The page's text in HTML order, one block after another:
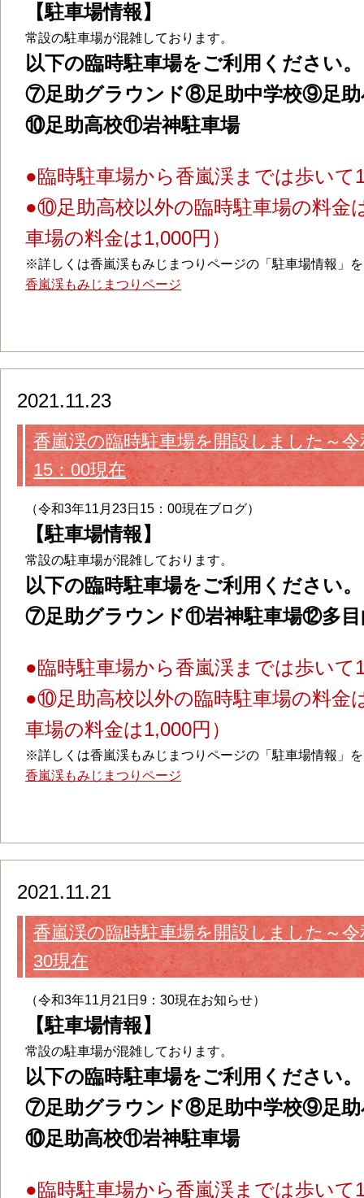
【駐車場情報】
常設の駐車場が混雑しております。
以下の臨時駐車場をご利用ください。
⑦足助グラウンド⑧足助中学校⑨足助
⑩足助高校⑪岩神駐車場
●臨時駐車場から香嵐渓までは歩い
●⑩足助高校以外の臨時駐車場の料金
車場の料金は1,000円）
※詳しくは香嵐渓もみじまつりページの「駐車場情報」
香嵐渓もみじまつりページ
2021.11.23
香嵐渓の臨時駐車場を開設しました～
15：00現在
（令和3年11月23日15：00現在ブログ）
【駐車場情報】
常設の駐車場が混雑しております。
以下の臨時駐車場をご利用ください。
⑦足助グラウンド⑪岩神駐車場⑫多目
●臨時駐車場から香嵐渓までは歩い
●⑩足助高校以外の臨時駐車場の料金
車場の料金は1,000円）
※詳しくは香嵐渓もみじまつりページの「駐車場情報」
香嵐渓もみじまつりページ
2021.11.21
香嵐渓の臨時駐車場を開設しました～
30現在
（令和3年11月21日9：30現在お知らせ）
【駐車場情報】
常設の駐車場が混雑しております。
以下の臨時駐車場をご利用ください。
⑦足助グラウンド⑧足助中学校⑨足助
⑩足助高校⑪岩神駐車場
●臨時駐車場から香嵐渓までは歩い